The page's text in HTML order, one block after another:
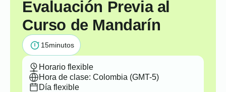
Evaluación Previa al
Curso de Mandarín
15minutos
Horario flexible
Hora de clase: Colombia (GMT-5)
Día flexible